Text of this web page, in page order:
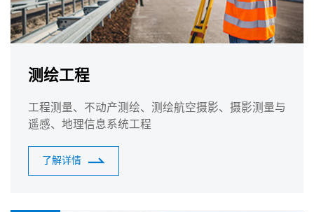
测绘工程
工程测量、不动产测绘、测绘航空摄影、摄影测量与
遥感、地理信息系统工程
了解详情